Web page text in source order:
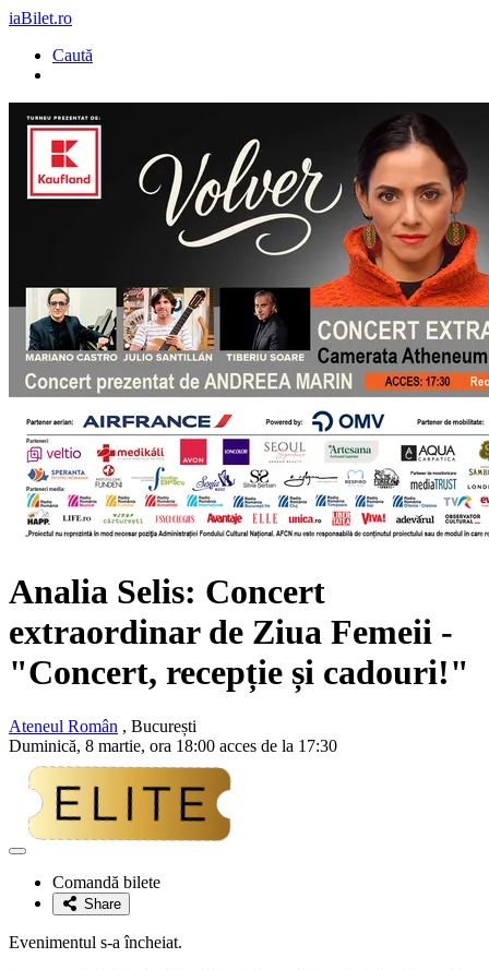
iaBilet.ro
Caută
Analia Selis: Concert
extraordinar de Ziua Femeii -
"Concert, recepție și cadouri!"
Ateneul Român , București
Duminică, 8 martie, ora 18:00 acces de la 17:30
Adaugă
favoriteComandă bilete
Share
Evenimentul s-a încheiat.